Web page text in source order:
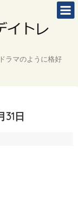
ラマのように格好
31日